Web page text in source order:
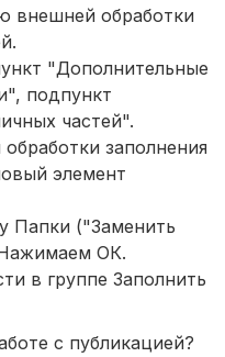
внешней обработки
"Дополнительные
подпункт
частей".
заполнения
элемент
Папки ("Заменить
ОК.
в группе Заполнить
с публикацией?